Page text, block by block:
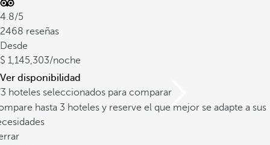
4.8/5
2468 reseñas
Desde
1,145,303/noche
Ver disponibilidad
hoteles seleccionados para comparar
hasta 3 hoteles y reserve el que mejor se adapte a sus